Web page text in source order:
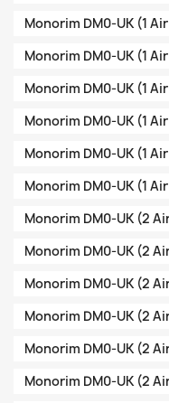
Monorim DM0-UK (1
Monorim DM0-UK (1
Monorim DM0-UK (1
Monorim DM0-UK (1
Monorim DM0-UK (1
Monorim DM0-UK (1
Monorim DM0-UK (2
Monorim DM0-UK (2
Monorim DM0-UK (2
Monorim DM0-UK (2
Monorim DM0-UK (2
Monorim DM0-UK (2